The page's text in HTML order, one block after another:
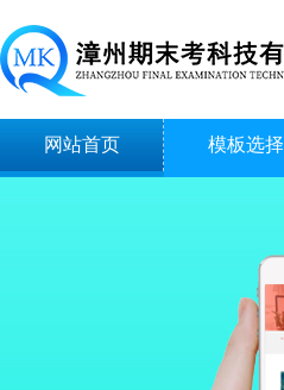
网站首页 模板选择